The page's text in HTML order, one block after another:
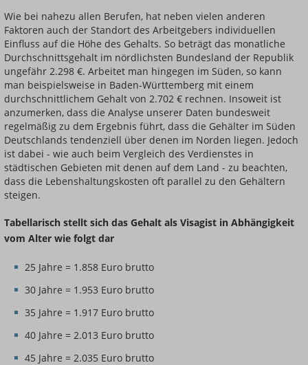
Wie bei nahezu allen Berufen, hat neben vielen anderen
Faktoren auch der Standort des Arbeitgebers individuellen
Einfluss auf die Höhe des Gehalts. So beträgt das monatliche
Durchschnittsgehalt im nördlichsten Bundesland der Republik
ungefähr 2.298 €. Arbeitet man hingegen im Süden, so kann
man beispielsweise in Baden-Württemberg mit einem
durchschnittlichem Gehalt von 2.702 € rechnen. Insoweit ist
anzumerken, dass die Analyse unserer Daten bundesweit
regelmäßig zu dem Ergebnis führt, dass die Gehälter im Süden
Deutschlands tendenziell über denen im Norden liegen. Jedoch
ist dabei - wie auch beim Vergleich des Verdienstes in
städtischen Gebieten mit denen auf dem Land - zu beachten,
dass die Lebenshaltungskosten oft parallel zu den Gehältern
steigen.
Tabellarisch stellt sich das Gehalt als Visagist in Abhängigkeit
vom Alter wie folgt dar
25 Jahre = 1.858 Euro brutto
30 Jahre = 1.953 Euro brutto
35 Jahre = 1.917 Euro brutto
40 Jahre = 2.013 Euro brutto
45 Jahre = 2.035 Euro brutto